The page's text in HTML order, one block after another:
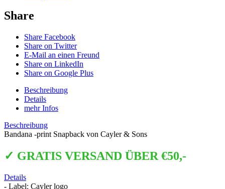
Share
Share Facebook
Share on Twitter
E-Mail an einen Freund
Share on LinkedIn
Share on Google Plus
Beschreibung
Details
mehr Infos
Beschreibung
Bandana -print Snapback von Cayler & Sons
✓ GRATIS VERSAND ÜBER €50,-
Details
- Label: Cayler logo